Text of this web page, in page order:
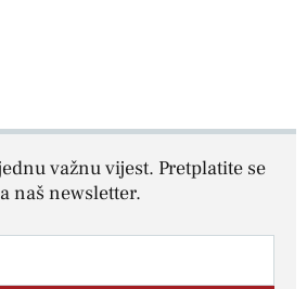
važnu vijest. Pretplatite se
naš newsletter.